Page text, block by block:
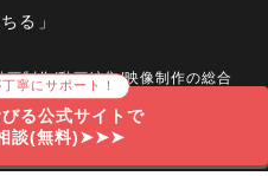
寧にサポート！
る公式サイトで
談(無料)➤➤➤
る」
制作/動画編集/映像制作の総合
ィア